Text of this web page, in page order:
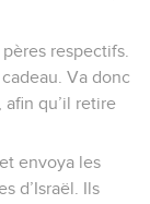
respectifs.
Va donc
afin qu’il retire
envoya les
d’Israël. Ils